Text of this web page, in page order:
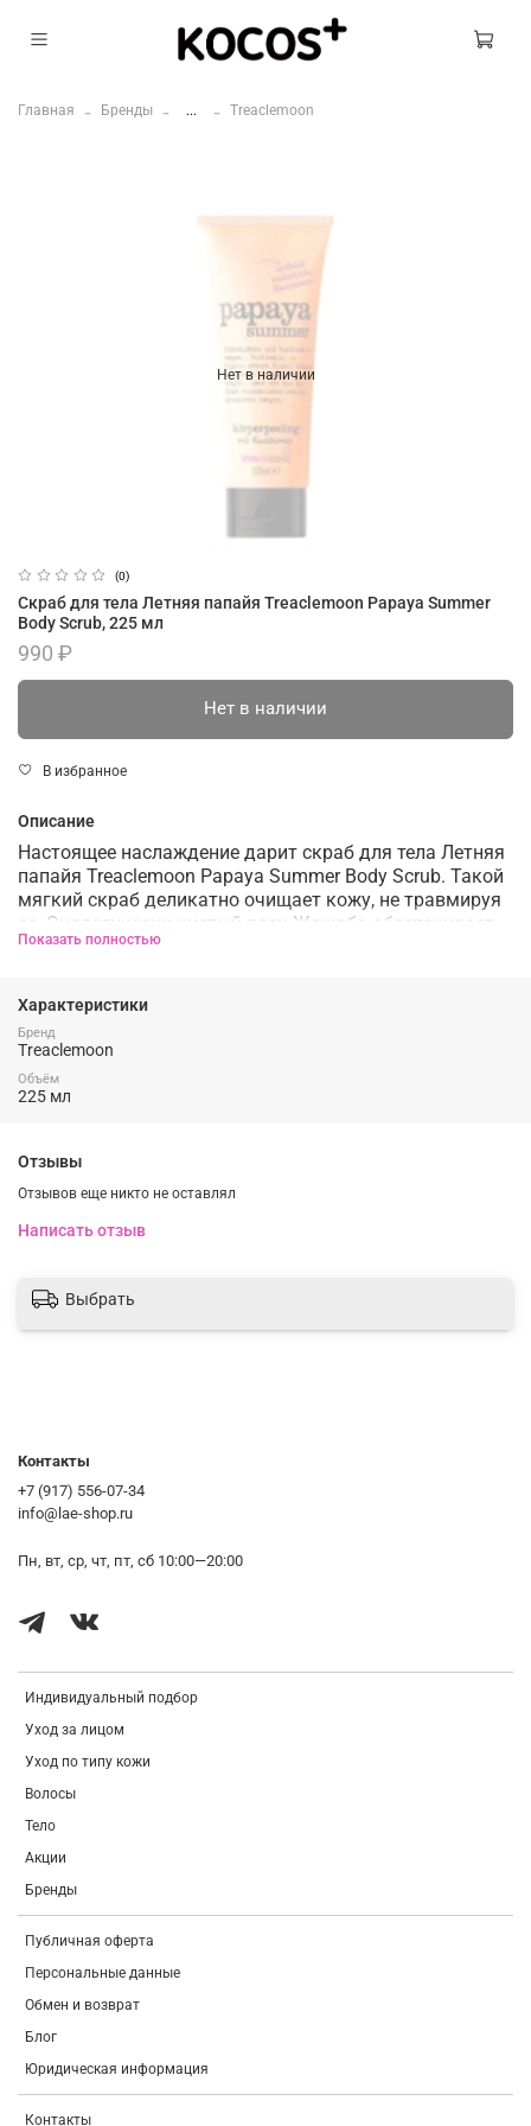
Главная Бренды ... Treaclemoon
Нет в наличии
(0)
Скраб для тела Летняя папайя Treaclemoon Papaya Summer
Body Scrub, 225 мл
990 ₽
Нет в наличии
В избранное
Описание
Настоящее наслаждение дарит скраб для тела Летняя
папайя Treaclemoon Papaya Summer Body Scrub. Такой
мягкий скраб деликатно очищает кожу, не травмируя
ее. Экологически чистый воск Жожоба обеспечивает
скрабирующий эффект.
отпускное настроение и зарядит позитивом на весь
день.
Как применять:
кожу и мягкими круговыми движениями распределите
на теле, а затем тщательно смойте теплой водой.
Показать полностью
Характеристики
Бренд
Treaclemoon
Объём
225 мл
Отзывы
Отзывов еще никто не оставлял
Написать отзыв
Выбрать
Индивидуальный подбор
Уход за лицом
Уход по типу кожи
Волосы
Тело
Акции
Бренды
Публичная оферта
Персональные данные
Обмен и возврат
Блог
Юридическая информация
Контакты
Контакты
+7 (917) 556-07-34
info@lae-shop.ru
Пн, вт, ср, чт, пт, сб 10:00—20:00